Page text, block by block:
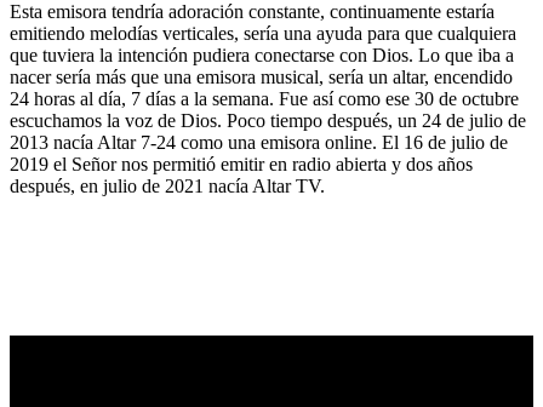
Esta emisora tendría adoración constante, continuamente estaría
emitiendo melodías verticales, sería una ayuda para que cualquiera
que tuviera la intención pudiera conectarse con Dios. Lo que iba a
nacer sería más que una emisora musical, sería un altar, encendido
24 horas al día, 7 días a la semana. Fue así como ese 30 de octubre
escuchamos la voz de Dios. Poco tiempo después, un 24 de julio de
2013 nacía Altar 7-24 como una emisora online. El 16 de julio de
2019 el Señor nos permitió emitir en radio abierta y dos años
después, en julio de 2021 nacía Altar TV.